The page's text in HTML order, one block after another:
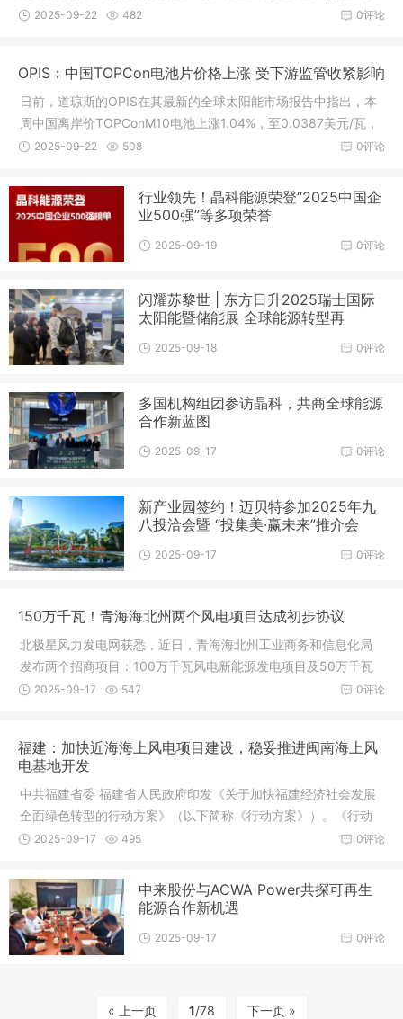
光伏组件技术，研制高效光伏系统、高压组串式逆变器等关键装
0评论
2025-09-22 482
OPIS：中国TOPCon电池片价格上涨 受下游监管收紧影响
日前，道琼斯的OPIS在其最新的全球太阳能市场报告中指出，本
周中国离岸价TOPConM10电池上涨1.04%，至0.0387美元/瓦，
报价范围为0.0362至0.0401美元/瓦。自7月初的低点以来，TOP
0评论
2025-09-22 508
行业领先！晶科能源荣登“2025中国企
业500强”等多项荣誉
0评论
2025-09-19
闪耀苏黎世 | 东方日升2025瑞士国际
太阳能暨储能展 全球能源转型再
0评论
2025-09-18
多国机构组团参访晶科，共商全球能源
合作新蓝图
0评论
2025-09-17
新产业园签约！迈贝特参加2025年九
八投洽会暨 “投集美·赢未来”推介会
0评论
2025-09-17
150万千瓦！青海海北州两个风电项目达成初步协议
北极星风力发电网获悉，近日，青海海北州工业商务和信息化局
发布两个招商项目：100万千瓦风电新能源发电项目及50万千瓦
源网荷储一体化项目。据悉，两个风电项目均已达成初步战略性
0评论
2025-09-17 547
福建：加快近海海上风电项目建设，稳妥推进闽南海上风
电基地开发
中共福建省委 福建省人民政府印发《关于加快福建经济社会发展
全面绿色转型的行动方案》（以下简称《行动方案》）。《行动
方案》明确，大力发展非化石能源。推动陆上风电升级改造，加
0评论
2025-09-17 495
中来股份与ACWA Power共探可再生
能源合作新机遇
0评论
2025-09-17
« 上一页 1/78 下一页 »